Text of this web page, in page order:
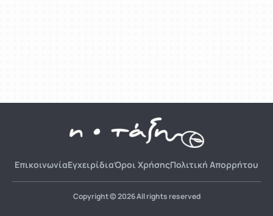
ΕπικοινωνίαΕγχειρίδιαΌροι ΧρήσηςΠολιτική Απορρήτου
Copyright © 2026 All rights reserved